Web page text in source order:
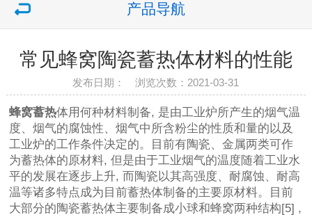
产品导航
常见蜂窝陶瓷蓄热体材料的性能
发布日期： 浏览次数： 2021-03-31
蜂窝蓄热体用何种材料制备, 是由工业炉所产生的烟气温
度、烟气的腐蚀性、烟气中所含粉尘的性质和量的以及
工业炉的工作条件决定的。目前有陶瓷、金属两类可作
为蓄热体的原材料, 但是由于工业烟气的温度随着工业水
平的发展在逐步上升, 而陶瓷以其高强度、耐腐蚀、耐高
温等诸多特点成为目前蓄热体制备的主要原材料。目前
大部分的陶瓷蓄热体主要制备成小球和蜂窝两种结构[5] ,